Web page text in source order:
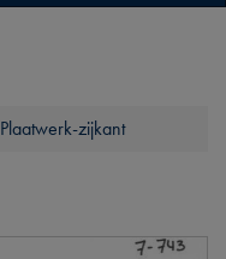
Plaatwerk-zijkant